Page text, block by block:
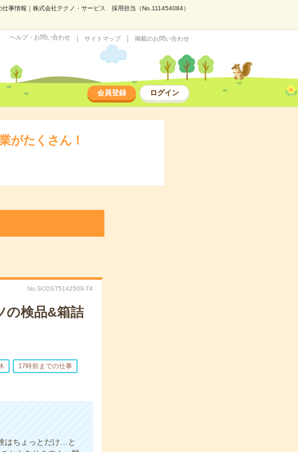
事情報｜株式会社テクノ・サービス 採用担当（No.111454084）
ヘルプ・お問い合わせ サイトマップ 掲載のお問い合わせ
会員登録 ログイン
がたくさん！
No.SCOST5142509-T4
の検品&箱詰
17時前までの仕事
はちょっとだけ…と